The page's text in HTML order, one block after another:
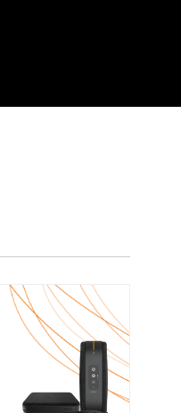
57,99 € par mois,